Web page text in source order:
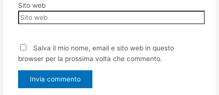
Sito web
Salva il mio nome, email e sito web in questo
browser per la prossima volta che commento.